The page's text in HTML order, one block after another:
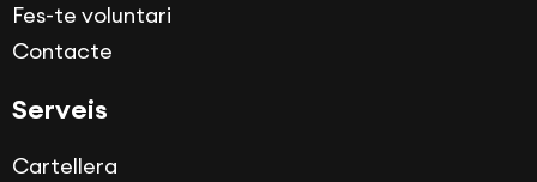
Fes-te voluntari
Contacte
Serveis
Cartellera